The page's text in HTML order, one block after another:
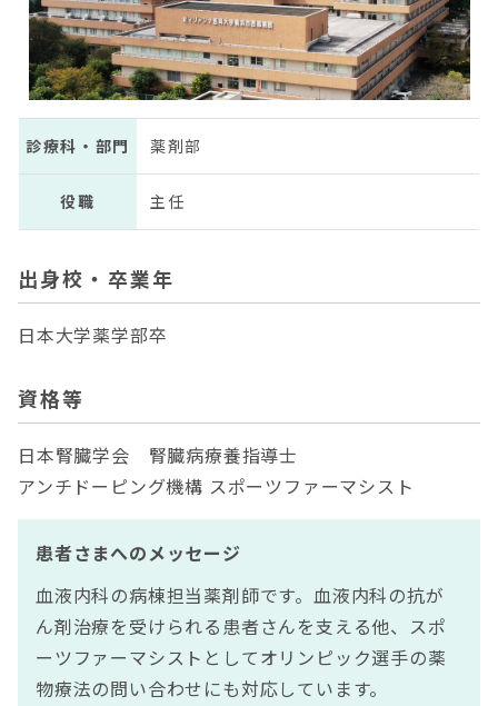
診療科・部門 薬剤部
役職 主任
出身校・卒業年
日本大学薬学部卒
資格等
日本腎臓学会 腎臓病療養指導士
アンチドーピング機構 スポーツファーマシスト
患者さまへのメッセージ
血液内科の病棟担当薬剤師です。血液内科の抗が
ん剤治療を受けられる患者さんを支える他、スポ
ーツファーマシストとしてオリンピック選手の薬
物療法の問い合わせにも対応しています。